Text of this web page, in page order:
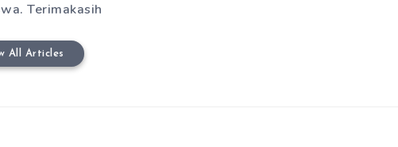
Terimakasih
All Articles